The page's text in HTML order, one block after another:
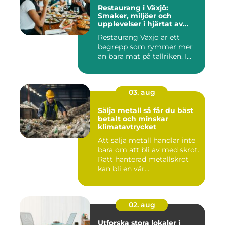
Restaurang i Växjö:
Smaker, miljöer och
upplevelser i hjärtat av
Restaurang Växjö är ett
begrepp som rymmer mer
än bara mat på tallriken. I...
03. aug
Sälja metall så får du bäst
betalt och minskar
klimatavtrycket
Att sälja metall handlar inte
bara om att bli av med skrot.
Rätt hanterad metallskrot
kan bli en vär...
02. aug